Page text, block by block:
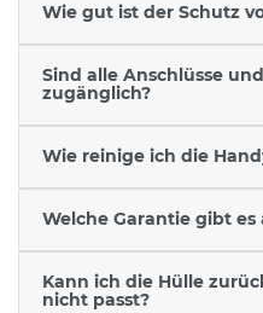
Wie gut ist der Schutz
Sind alle Anschlüsse
zugänglich?
Wie reinige ich die
Welche Garantie gibt es
Kann ich die Hülle
nicht passt?